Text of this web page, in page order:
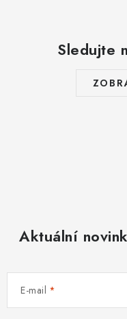
OŘECHY PRAŽENÉ,
PISTÁCIE PRAŽENÉ
DÁRKOVÉ POUKAZY
OŘECHY NATURAL /
Sledujte
Aktuální
E-mail